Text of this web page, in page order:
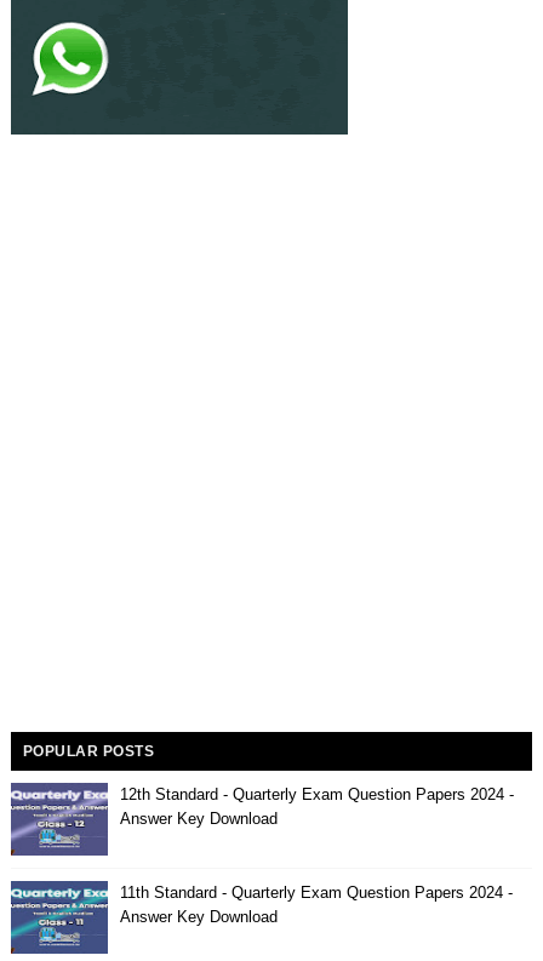
POPULAR POSTS
12th Standard - Quarterly Exam Question Papers 2024 -
Answer Key Download
11th Standard - Quarterly Exam Question Papers 2024 -
Answer Key Download